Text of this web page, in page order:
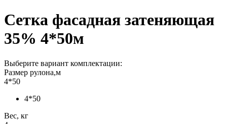
Сетка фасадная затеняющая
35% 4*50м
Выберите вариант комплектации:
Размер рулона,м
4*50
4*50
Вес, кг